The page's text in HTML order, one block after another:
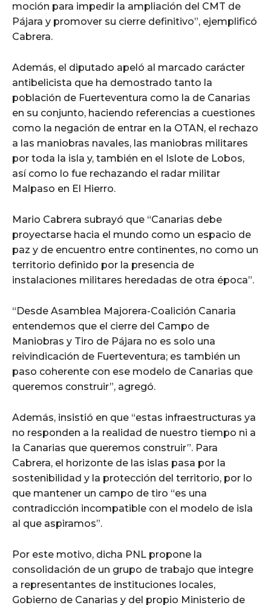
moción para impedir la ampliación del CMT de
Pájara y promover su cierre definitivo”, ejemplificó
Cabrera.
Además, el diputado apeló al marcado carácter
antibelicista que ha demostrado tanto la
población de Fuerteventura como la de Canarias
en su conjunto, haciendo referencias a cuestiones
como la negación de entrar en la OTAN, el rechazo
a las maniobras navales, las maniobras militares
por toda la isla y, también en el Islote de Lobos,
así como lo fue rechazando el radar militar
Malpaso en El Hierro.
Mario Cabrera subrayó que “Canarias debe
proyectarse hacia el mundo como un espacio de
paz y de encuentro entre continentes, no como un
territorio definido por la presencia de
instalaciones militares heredadas de otra época”.
“Desde Asamblea Majorera-Coalición Canaria
entendemos que el cierre del Campo de
Maniobras y Tiro de Pájara no es solo una
reivindicación de Fuerteventura; es también un
paso coherente con ese modelo de Canarias que
queremos construir”, agregó.
Además, insistió en que “estas infraestructuras ya
no responden a la realidad de nuestro tiempo ni a
la Canarias que queremos construir”. Para
Cabrera, el horizonte de las islas pasa por la
sostenibilidad y la protección del territorio, por lo
que mantener un campo de tiro “es una
contradicción incompatible con el modelo de isla
al que aspiramos”.
Por este motivo, dicha PNL propone la
consolidación de un grupo de trabajo que integre
a representantes de instituciones locales,
Gobierno de Canarias y del propio Ministerio de